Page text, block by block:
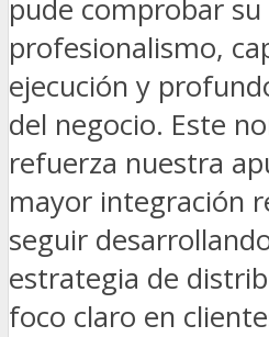
pude comprobar su
profesionalismo,
ejecución y
del negocio. Este
refuerza nuestra
mayor integración
seguir
estrategia de
foco claro en